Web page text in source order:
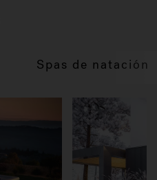
Spas de natación